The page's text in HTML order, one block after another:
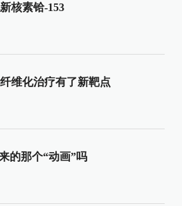
核素铪-153
维化治疗有了新靶点
的那个“动画”吗